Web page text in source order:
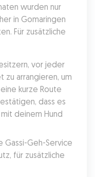
wurden nur
in Gomaringen
Für zusätzliche
vor jeder
zu arrangieren, um
kurze Route
dass es
deinem Hund
Geh-Service
für zusätzliche